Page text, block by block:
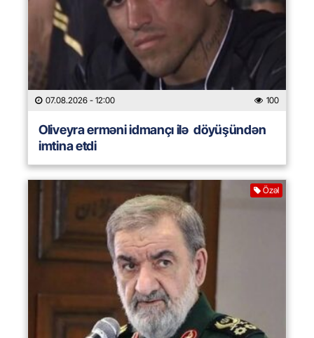
07.08.2026 - 12:00 100
Oliveyra erməni idmançı ilə döyüşündən
imtina etdi
Özəl